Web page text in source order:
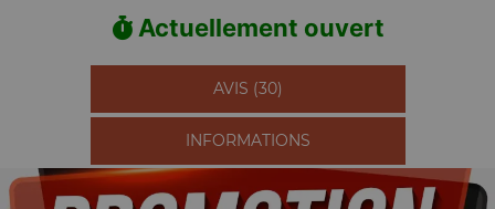
Actuellement ouvert
AVIS (30)
INFORMATIONS